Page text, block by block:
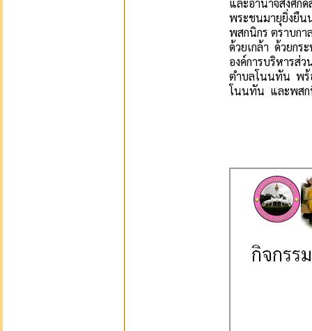
และอำนาจสิ่งศัก
พระชนมายุยิ่งยืน
พสกนิกร ตราบก
ด้วยเกล้า ด้วยก
องค์การบริหารส่
ตำบลโนนทัน พร้
โนนทัน และพสก